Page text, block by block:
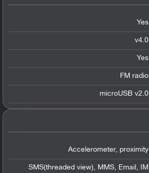
Yes
v4.0
Yes
FM radio
microUSB v2.0
Accelerometer, proximity
SMS(threaded view), MMS, Email, IM